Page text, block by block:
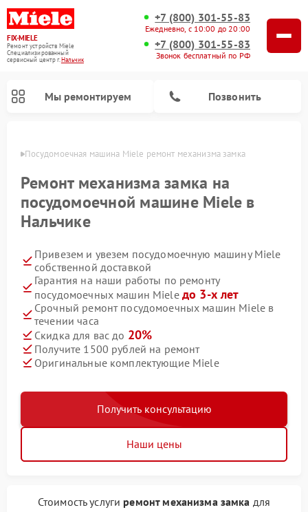
FIX-MIELE
Ремонт устройств Miele
Специализированный
cервисный центр г.Нальчик
+7 (800) 301-55-83
Ежедневно, с 10:00 до 20:00
+7 (800) 301-55-83
Звонок бесплатный по РФ
Мы ремонтируем Позвонить
Посудомоечная машина Miele ремонт механизма замка
Ремонт механизма замка на
посудомоечной машине Miele в
Нальчике
Привезем и увезем посудомоечную машину Miele
собственной доставкой
Гарантия на наши работы по ремонту
посудомоечных машин Miele до 3-х лет
Срочный ремонт посудомоечных машин Miele в
течении часа
Скидка для вас до 20%
Получите 1500 рублей на ремонт
Оригинальные комплектующие Miele
Получить консультацию
Наши цены
Стоимость услуги ремонт механизма замка для